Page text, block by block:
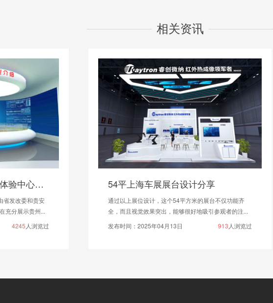
相关资讯
贵州省大健康(产业)展示体验中心馆案例
省发改委和贵安
充分展示贵州...
4245 人浏览过
54平上海车展展台设计分享
通过以上展位设计，这个54平方米的展台不仅功能齐
全，而且视觉效果突出，能够很好地吸引参观者的注...
发布时间：2025年04月13日
913 人浏览过